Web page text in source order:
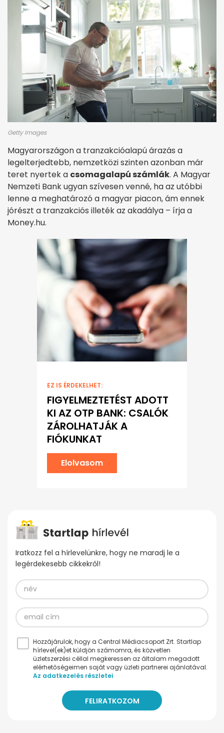
Getty Images
Magyarországon a tranzakcióalapú árazás a
legelterjedtebb, nemzetközi szinten azonban már
teret nyertek a csomagalapú számlák. A Magyar
Nemzeti Bank ugyan szívesen venné, ha az utóbbi
lenne a meghatározó a magyar piacon, ám ennek
jórészt a tranzakciós illeték az akadálya – írja a
Money.hu.
EZ IS ÉRDEKELHET:
FIGYELMEZTETÉST ADOTT
KI AZ OTP BANK: CSALÓK
ZÁROLHATJÁK A
FIÓKUNKAT
Elolvasom
Iratkozz fel a hírlevelünkre, hogy ne maradj le a
legérdekesebb cikkekről!
Hozzájárulok, hogy a Central Médiacsoport Zrt. Startlap
hírlevel(ek)et küldjön számomra, és közvetlen
üzletszerzési céllal megkeressen az általam megadott
elérhetőségeimen saját vagy üzleti partnerei ajánlatával.
Az adatkezelés részletei